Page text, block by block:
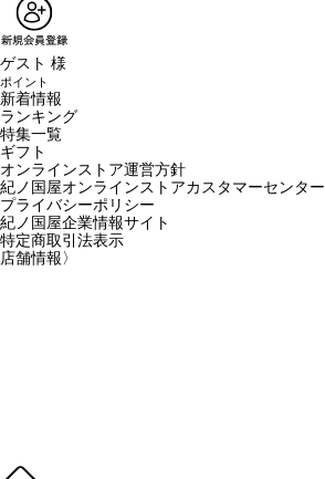
ゲスト 様
ポイント
新着情報
ランキング
特集一覧
ギフト
オンラインストア運営方針
紀ノ国屋オンラインストアカスタマーセンター
プライバシーポリシー
紀ノ国屋企業情報サイト
特定商取引法表示
店舗情報〉